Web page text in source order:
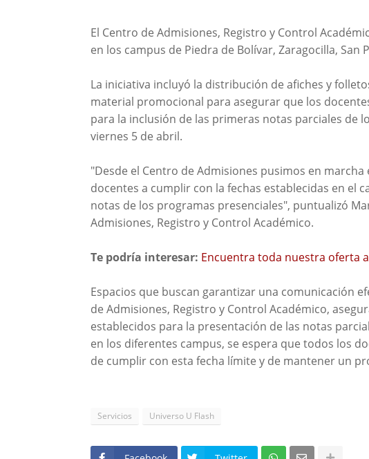
El Centro de Admisiones, Registro y Control
en los campus de Piedra de Bolívar, Zaragocilla, San
La iniciativa incluyó la distribución de afiches y
material promocional para asegurar que los
para la inclusión de las primeras notas parciales de
viernes 5 de abril.
"Desde el Centro de Admisiones pusimos en
docentes a cumplir con la fechas establecidas en el
notas de los programas presenciales", puntualizó
Admisiones, Registro y Control Académico.
Te podría interesar: Encuentra toda nuestra oferta
Espacios que buscan garantizar una comunicación
de Admisiones, Registro y Control Académico,
establecidos para la presentación de las notas
en los diferentes campus, se espera que todos los
de cumplir con esta fecha límite y de mantener un
Servicios Universo U Flash